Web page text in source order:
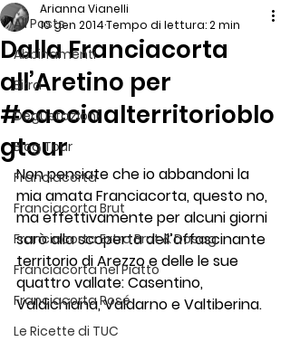
All Posts
Abbinamenti
Birra
Degustazioni
Blog Tour
Franciacorta
Franciacorta Brut
Franciacorta Extra Brut & Dosag
Franciacorta nel Piatto
Franciacorta Rosé
Le Ricette di TUC
Dalla Franciacorta
all’Aretino per
#cacciaalterritorioblo
gtour
Arianna Vianelli
10 gen 2014Tempo di lettura: 2 min
Non pensiate che io abbandoni la
mia amata Franciacorta, questo no,
ma effettivamente per alcuni giorni
sarò alla scoperta dell’affascinante
territorio di Arezzo e delle le sue
quattro vallate: Casentino,
Valdichiana, Valdarno e Valtiberina.